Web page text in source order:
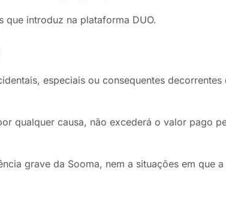
que introduz na plataforma DUO.
especiais ou consequentes
qualquer causa, não excederá o valor pago
grave da Sooma, nem a situações em que